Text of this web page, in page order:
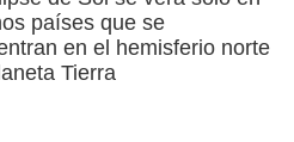
países que se
en el hemisferio norte
Tierra